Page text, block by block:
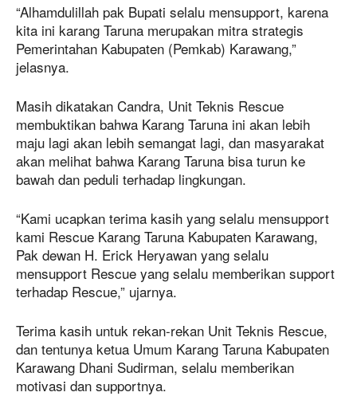
“Alhamdulillah pak Bupati selalu mensupport, karena
kita ini karang Taruna merupakan mitra strategis
Pemerintahan Kabupaten (Pemkab) Karawang,”
jelasnya.
Masih dikatakan Candra, Unit Teknis Rescue
membuktikan bahwa Karang Taruna ini akan lebih
maju lagi akan lebih semangat lagi, dan masyarakat
akan melihat bahwa Karang Taruna bisa turun ke
bawah dan peduli terhadap lingkungan.
“Kami ucapkan terima kasih yang selalu mensupport
kami Rescue Karang Taruna Kabupaten Karawang,
Pak dewan H. Erick Heryawan yang selalu
mensupport Rescue yang selalu memberikan support
terhadap Rescue,” ujarnya.
Terima kasih untuk rekan-rekan Unit Teknis Rescue,
dan tentunya ketua Umum Karang Taruna Kabupaten
Karawang Dhani Sudirman, selalu memberikan
motivasi dan supportnya.